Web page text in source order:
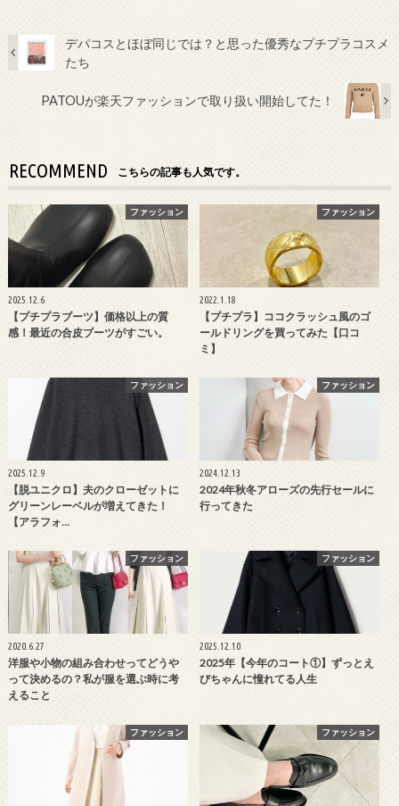
デパコスとほぼ同じでは？と思った優秀なプチプラコスメ
たち
PATOUが楽天ファッションで取り扱い開始してた！
RECOMMEND こちらの記事も人気です。
ファッション
2025.12.6
【プチプラブーツ】価格以上の質
感！最近の合皮ブーツがすごい。
ファッション
2022.1.18
【プチプラ】ココクラッシュ風のゴ
ールドリングを買ってみた【口コ
ミ】
ファッション
2025.12.9
【脱ユニクロ】夫のクローゼットに
グリーンレーベルが増えてきた！
【アラフォ…
ファッション
2024.12.13
2024年秋冬アローズの先行セールに
行ってきた
ファッション
2020.6.27
洋服や小物の組み合わせってどうや
って決めるの？私が服を選ぶ時に考
えること
ファッション
2025.12.10
2025年【今年のコート①】ずっとえ
びちゃんに憧れてる人生
ファッション ファッション